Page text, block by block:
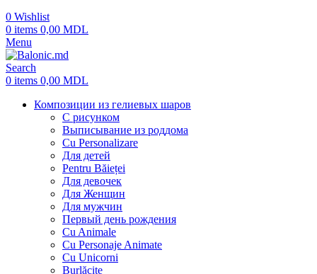
0 Wishlist
0 items 0,00 MDL
Menu
Search
0 items 0,00 MDL
Композиции из гелиевых шаров
С рисунком
Выписывание из роддома
Cu Personalizare
Для детей
Pentru Băieței
Для девочек
Для Женщин
Для мужчин
Первый день рождения
Cu Animale
Cu Personaje Animate
Cu Unicorni
Burlăcite